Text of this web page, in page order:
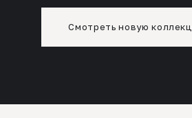
Смотреть новую